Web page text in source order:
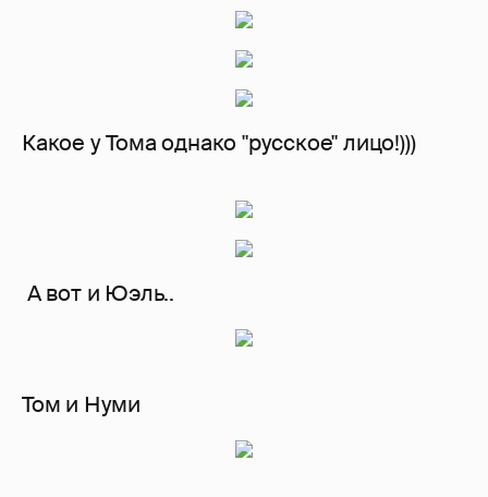
Какое у Тома однако "русское" лицо!)))
А вот и Юэль..
Том и Нуми